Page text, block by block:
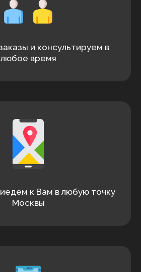
и консультируем в
любое время
к Вам в любую точку
Москвы